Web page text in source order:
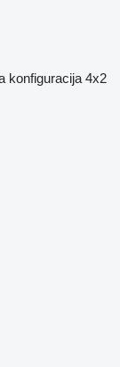
konfiguracija 4x2